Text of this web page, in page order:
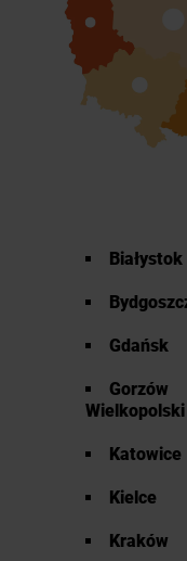
Białystok
Gdańsk
Gorzów
Wielkopolski
Katowice
Kielce
Kraków